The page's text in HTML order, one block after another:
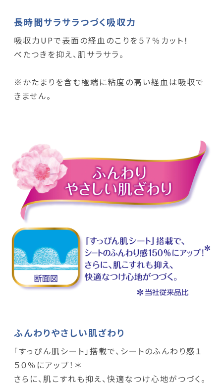
長時間サラサラつづく吸収力
吸収力UPで表面の経血のこりを５７％カット！
べたつきを抑え、肌サラサラ。
※かたまりを含む極端に粘度の高い経血は吸収で
きません。
ふんわりやさしい肌ざわり
「すっぴん肌シート」搭載で、シートのふんわり感１
５０％にアップ！＊
さらに、肌こすれも抑え、快適なつけ心地がつづく。